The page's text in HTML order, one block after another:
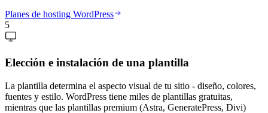
Planes de hosting WordPress
5
Elección e instalación de una plantilla
La plantilla determina el aspecto visual de tu sitio - diseño, colores,
fuentes y estilo. WordPress tiene miles de plantillas gratuitas,
mientras que las plantillas premium (Astra, GeneratePress, Divi)